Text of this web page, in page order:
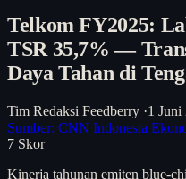
Telkom FY2025:
TSR 35,7% —
Daya Tahan di
Tim Redaksi Feedberry ·1 Juni
Sumber: CNN Indonesia
7 Skor
Kinerja tahunan emiten blue-